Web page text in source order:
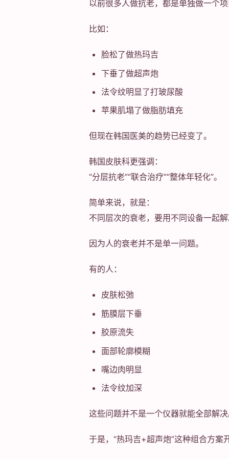
以前很多人做抗老，都是单独做一个项
比如：
脸松了做热玛吉
下垂了做超声炮
法令纹明显了打玻尿酸
苹果肌塌了做脂肪填充
但现在韩国医美的趋势已经变了。
韩国皮肤科更强调：
“分层抗老”“联合治疗”“整体年轻化”。
简单来说，就是：
不同层次的衰老，要用不同设备一起解
因为人的衰老并不是单一问题。
有的人：
皮肤松弛
筋膜层下垂
胶原流失
面部轮廓模糊
嘴边肉明显
法令纹加深
这些问题并不是一个仪器就能全部解决
于是，“热玛吉+超声炮”这种组合方案